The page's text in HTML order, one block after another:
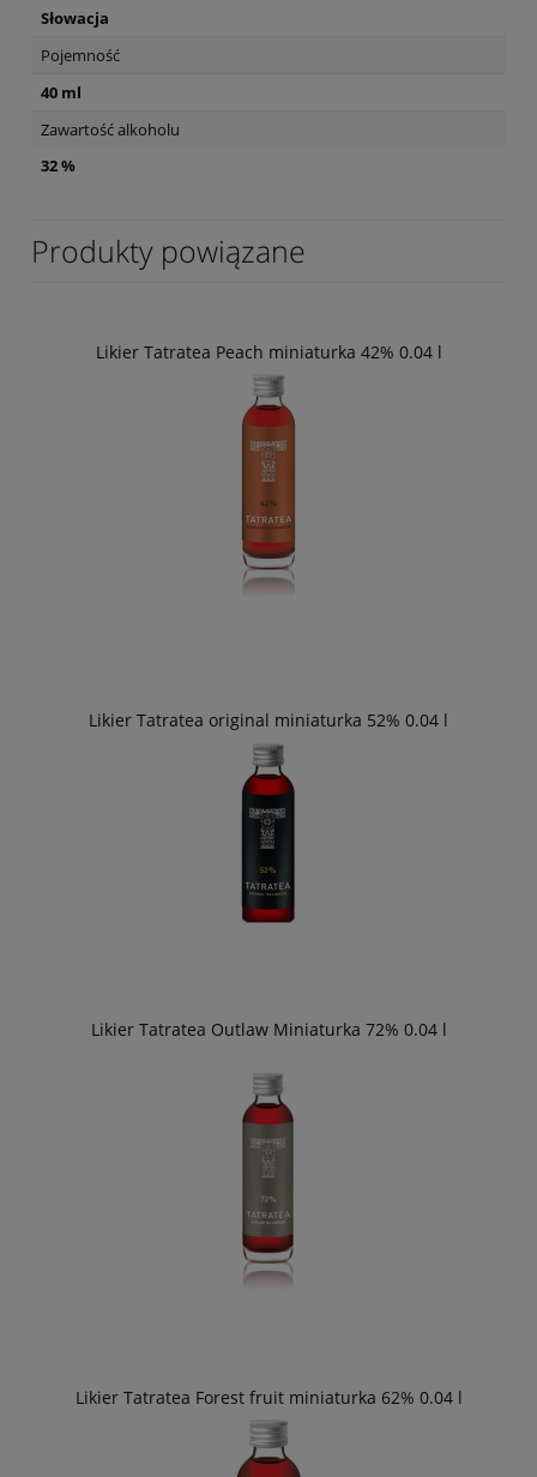
Słowacja
Pojemność
40 ml
Zawartość alkoholu
32 %
Produkty powiązane
Likier Tatratea Peach miniaturka 42% 0.04 l
Likier Tatratea original miniaturka 52% 0.04 l
Likier Tatratea Outlaw Miniaturka 72% 0.04 l
Likier Tatratea Forest fruit miniaturka 62% 0.04 l